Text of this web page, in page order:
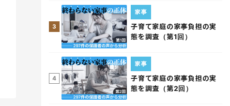
3
子育て家庭の家事負担の実
態を調査（第1回）
家事
4
子育て家庭の家事負担の実
態を調査（第2回）
家事